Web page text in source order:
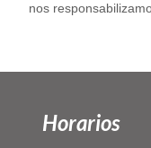
nos
Horarios